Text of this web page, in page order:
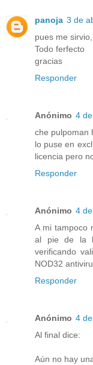
panoja 3 de
pues me
Todo ferfecto
gracias
Responder
Anónimo 4
che pulpoman
lo puse en
licencia pero
Responder
Anónimo 4
A mi tampoco
al pie de la
verificando
NOD32
Responder
Anónimo 4
Al final dice:
Aún no hay